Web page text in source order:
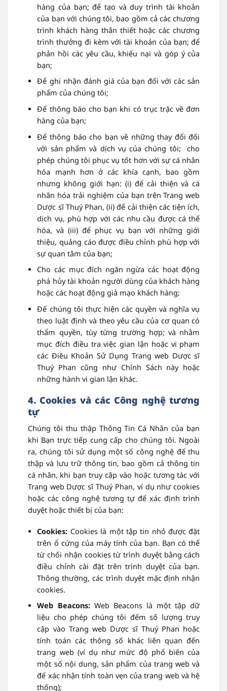
hàng của bạn; để tạo và duy trình tài khoản
của bạn với chúng tôi, bao gồm cả các chương
trình khách hàng thân thiết hoặc các chương
trình thưởng đi kèm với tài khoản của bạn; để
phản hồi các yêu cầu, khiếu nại và góp ý của
bạn;
Để ghi nhận đánh giá của bạn đối với các sản
phẩm của chúng tôi;
Để thông báo cho bạn khi có trục trặc về đơn
hàng của bạn;
Để thông báo cho bạn về những thay đổi đối
với sản phẩm và dịch vụ của chúng tôi; cho
phép chúng tôi phục vụ tốt hơn với sự cá nhân
hóa mạnh hơn ở các khía cạnh, bao gồm
nhưng không giới hạn: (i) để cải thiện và cá
nhân hóa trải nghiệm của bạn trên Trang web
Dược sĩ Thuý Phan, (ii) để cải thiện các tiện ích,
dịch vụ, phù hợp với các nhu cầu được cá thể
hóa, và (iii) để phục vụ bạn với những giới
thiệu, quảng cáo được điều chỉnh phù hợp với
sự quan tâm của bạn;
Cho các mục đích ngăn ngừa các hoạt động
phá hủy tài khoản người dùng của khách hàng
hoặc các hoạt động giả mạo khách hàng;
Để chúng tôi thực hiện các quyền và nghĩa vụ
theo luật định và theo yêu cầu của cơ quan có
thẩm quyền, tùy từng trường hợp; và nhằm
mục đích điều tra việc gian lận hoặc vi phạm
các Điều Khoản Sử Dụng Trang web Dược sĩ
Thuý Phan cũng như Chính Sách này hoặc
những hành vi gian lận khác.
4. Cookies và các Công nghệ tương
tự
Chúng tôi thu thập Thông Tin Cá Nhân của bạn
khi Bạn trực tiếp cung cấp cho chúng tôi. Ngoài
ra, chúng tôi sử dụng một số công nghệ để thu
thập và lưu trữ thông tin, bao gồm cả thông tin
cá nhân, khi bạn truy cập vào hoặc tương tác với
Trang web Dược sĩ Thuý Phan, ví dụ như cookies
hoặc các công nghệ tương tự để xác định trình
duyệt hoặc thiết bị của bạn:
Cookies: Cookies là một tập tin nhỏ được đặt
trên ổ cứng của máy tính của bạn. Bạn có thể
từ chối nhận cookies từ trình duyệt bằng cách
điều chỉnh cài đặt trên trình duyệt của bạn.
Thông thường, các trình duyệt mặc định nhận
cookies.
Web Beacons:Web Beacons là một tập dữ
liệu cho phép chúng tôi đếm số lượng truy
cập vào Trang web Dược sĩ Thuý Phan hoặc
tính toán các thông số khác liên quan đến
trang web (ví dụ như mức độ phổ biến của
một số nội dung, sản phẩm của trang web và
để xác nhận tính toàn vẹn của trang web và hệ
thống);